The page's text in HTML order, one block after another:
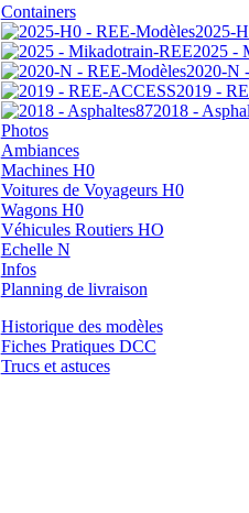
Containers
2025-
2025 -
2020-N
2019 -
2018 -
Photos
Ambiances
Machines H0
Voitures de Voyageurs H0
Wagons H0
Véhicules Routiers HO
Echelle N
Infos
Planning de livraison
Historique des modèles
Fiches Pratiques DCC
Trucs et astuces